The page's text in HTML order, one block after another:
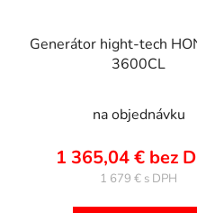
Generátor hight-tech
3600CL
na objednávku
1 365,04 € bez
1 679 €